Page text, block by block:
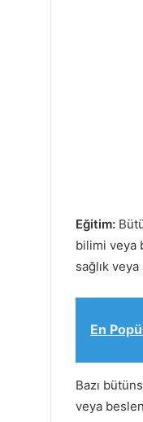
Eğitim:
bilimi veya
sağlık
En
Bazı
veya